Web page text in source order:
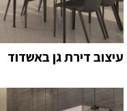
עיצוב דירת גן באשדוד